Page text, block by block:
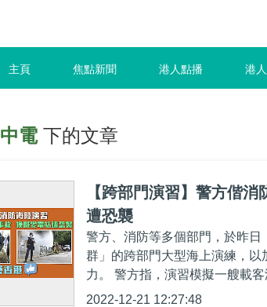
主頁 焦點新聞 港人點播 港
中電下的文章
【跨部門演習】警方偕
遭恐襲
警方、消防等多個部門，於昨
群」的跨部門大型海上演練，
力。 警方指，演習模擬一艘載
2022-12-21 12:27:48